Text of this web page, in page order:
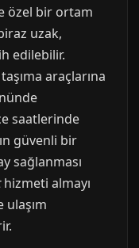
özel bir ortam
uzak,
edilebilir.
araçlarına
saatlerinde
güvenli bir
sağlanması
hizmeti almayı